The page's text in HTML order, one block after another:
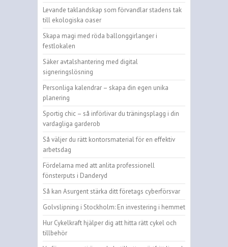
Levande taklandskap som förvandlar stadens tak
till ekologiska oaser
Skapa magi med röda ballonggirlanger i
festlokalen
Säker avtalshantering med digital
signeringslösning
Personliga kalendrar – skapa din egen unika
planering
Sportig chic – så införlivar du träningsplagg i din
vardagliga garderob
Så väljer du rätt kontorsmaterial för en effektiv
arbetsdag
Fördelarna med att anlita professionell
fönsterputs i Danderyd
Så kan Asurgent stärka ditt företags cyberförsvar
Golvslipning i Stockholm: En investering i hemmet
Hur Cykelkraft hjälper dig att hitta rätt cykel och
tillbehör